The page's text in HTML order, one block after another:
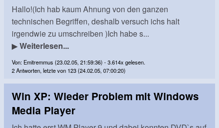
Hallo!(Ich hab kaum Ahnung von den ganzen
technischen Begriffen, deshalb versuch ichs halt
irgendwie zu umschreiben )Ich habe s...
▶Weiterlesen...
Von: Emitremmus (23.02.05, 21:59:36) - 3.614x gelesen.
2 Antworten, letzte von 123 (24.02.05, 07:00:20)
Win XP: Wieder Problem mit Windows
Media Player